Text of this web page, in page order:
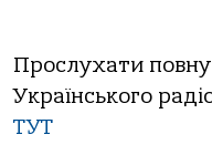
Прослухати
Українського
ТУТ